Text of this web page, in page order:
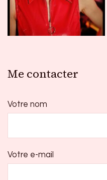
Me contacter
Votre nom
Votre e-mail